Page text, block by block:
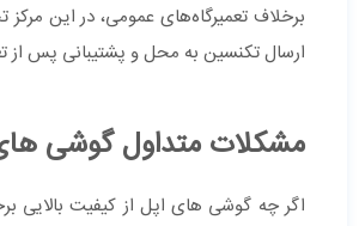
برخلاف تعمیرگاه‌های عمومی، در این مرکز
ارسال تکنسین به محل و پشتیبانی پس از
مشکلات متداول گوشی
اگر چه گوشی های اپل از کیفیت بالایی